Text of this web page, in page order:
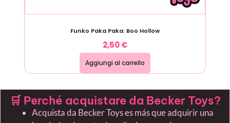
Funko Paka Paka: Boo Hollow
2,50€
Aggiungi al carrello
🛒 Perché acquistare da Becker Toys?
Acquista da Becker Toys es más que adquirir una